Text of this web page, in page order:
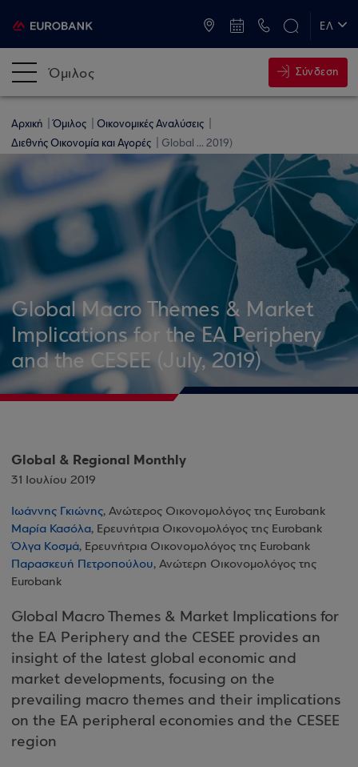
ΕΛ
Όμιλος Σύνδεση
Αρχική Όμιλος
Οικονομικές Αναλύσεις
Διεθνής Οικονομία και Αγορές
Global ... 2019)
Global Macro Themes & Market
Implications for the EA Periphery
and the CESEE (July, 2019)
Global & Regional Monthly
31 Ιουλίου 2019
Ιωάννης Γκιώνης, Ανώτερος Οικονομολόγος της Eurobank
Μαρία Κασόλα, Ερευνήτρια Οικονομολόγος της Eurobank
Όλγα Κοσμά, Ερευνήτρια Οικονομολόγος της Eurobank
Παρασκευή Πετροπούλου, Ανώτερη Οικονομολόγος της
Eurobank
Global Macro Themes & Market Implications for
the EA Periphery and the CESEE provides an
insight of the latest global economic and
market developments, focusing on the
prevailing macro themes and their implications
on the EA peripheral economies and the CESEE
region